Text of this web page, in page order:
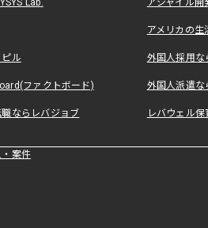
Lab. アジャイル
アメリカの
ル 外国人採用
ファクトボード) 外国人派遣な
ならレバジョブ レバウェル
案件